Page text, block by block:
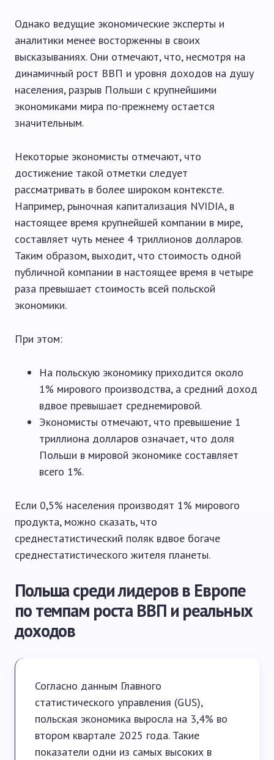
Однако ведущие экономические эксперты и
аналитики менее восторженны в своих
высказываниях. Они отмечают, что, несмотря на
динамичный рост ВВП и уровня доходов на душу
населения, разрыв Польши с крупнейшими
экономиками мира по-прежнему остается
значительным.
Некоторые экономисты отмечают, что
достижение такой отметки следует
рассматривать в более широком контексте.
Например, рыночная капитализация NVIDIA, в
настоящее время крупнейшей компании в мире,
составляет чуть менее 4 триллионов долларов.
Таким образом, выходит, что стоимость одной
публичной компании в настоящее время в четыре
раза превышает стоимость всей польской
экономики.
При этом:
На польскую экономику приходится около
1% мирового производства, а средний доход
вдвое превышает среднемировой.
Экономисты отмечают, что превышение 1
триллиона долларов означает, что доля
Польши в мировой экономике составляет
всего 1%.
Если 0,5% населения производят 1% мирового
продукта, можно сказать, что
среднестатистический поляк вдвое богаче
среднестатистического жителя планеты.
Польша среди лидеров в Европе
по темпам роста ВВП и реальных
доходов
Согласно данным Главного
статистического управления (GUS),
польская экономика выросла на 3,4% во
втором квартале 2025 года. Такие
показатели одни из самых высоких в